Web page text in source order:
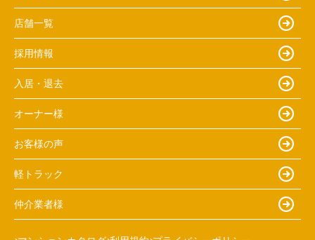
店舗一覧
採用情報
入居・退去
オーナー様
お客様の声
軽トラック
仲介業者様